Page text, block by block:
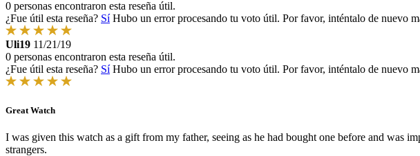
0 personas encontraron esta reseña útil.
¿Fue útil esta reseña? Sí Hubo un error procesando tu voto útil. Por favor, inténtalo de nuevo
Uli19 11/21/19
0 personas encontraron esta reseña útil.
¿Fue útil esta reseña? Sí Hubo un error procesando tu voto útil. Por favor, inténtalo de nuevo
Great Watch
I was given this watch as a gift from my father, seeing as he had bought one before and was
strangers.